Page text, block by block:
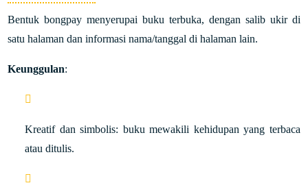
Bentuk bongpay menyerupai buku terbuka, dengan salib ukir di
satu halaman dan informasi nama/tanggal di halaman lain.
Keunggulan:
Kreatif dan simbolis: buku mewakili kehidupan yang terbaca
atau ditulis.